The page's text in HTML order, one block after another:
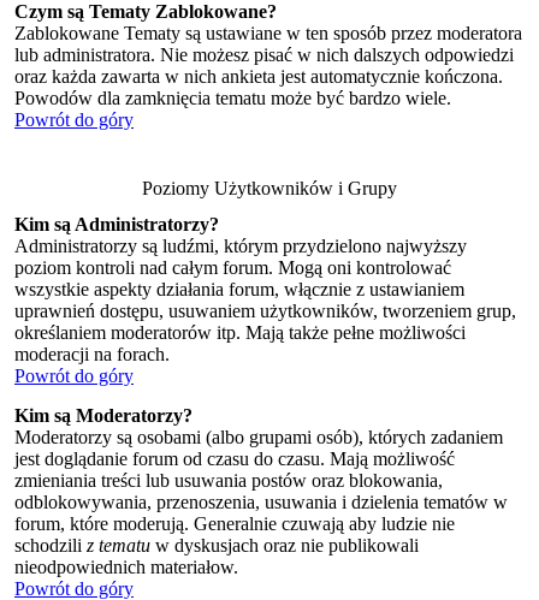
Czym są Tematy Zablokowane?
Zablokowane Tematy są ustawiane w ten sposób przez moderatora
lub administratora. Nie możesz pisać w nich dalszych odpowiedzi
oraz każda zawarta w nich ankieta jest automatycznie kończona.
Powodów dla zamknięcia tematu może być bardzo wiele.
Powrót do góry
Poziomy Użytkowników i Grupy
Kim są Administratorzy?
Administratorzy są ludźmi, którym przydzielono najwyższy
poziom kontroli nad całym forum. Mogą oni kontrolować
wszystkie aspekty działania forum, włącznie z ustawianiem
uprawnień dostępu, usuwaniem użytkowników, tworzeniem grup,
określaniem moderatorów itp. Mają także pełne możliwości
moderacji na forach.
Powrót do góry
Kim są Moderatorzy?
Moderatorzy są osobami (albo grupami osób), których zadaniem
jest doglądanie forum od czasu do czasu. Mają możliwość
zmieniania treści lub usuwania postów oraz blokowania,
odblokowywania, przenoszenia, usuwania i dzielenia tematów w
forum, które moderują. Generalnie czuwają aby ludzie nie
schodzili z tematu w dyskusjach oraz nie publikowali
nieodpowiednich materiałow.
Powrót do góry